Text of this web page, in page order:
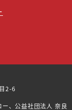
2-6
、公益社団法人 奈良